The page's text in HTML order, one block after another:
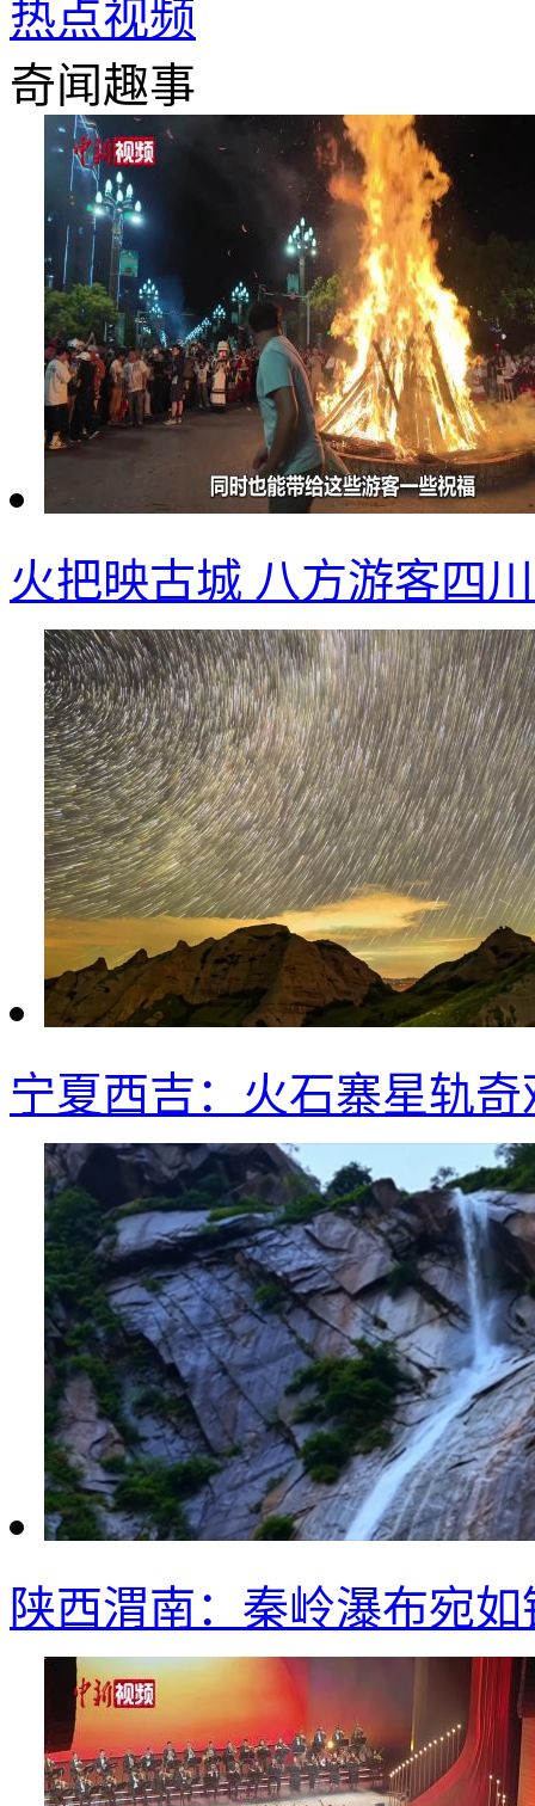
热点视频
奇闻趣事
火把映古城 八方游客四
宁夏西吉：火石寨星轨
陕西渭南：秦岭瀑布宛